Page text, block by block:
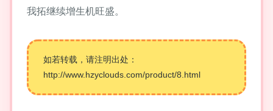
我拓继续增生机旺盛。
如若转载，请注明出处：
http://www.hzyclouds.com/product/8.html